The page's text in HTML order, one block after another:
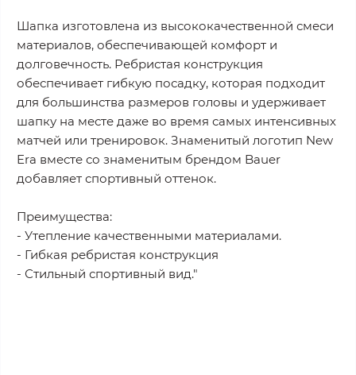
Шапка изготовлена из высококачественной смеси
материалов, обеспечивающей комфорт и
долговечность. Ребристая конструкция
обеспечивает гибкую посадку, которая подходит
для большинства размеров головы и удерживает
шапку на месте даже во время самых интенсивных
матчей или тренировок. Знаменитый логотип New
Era вместе со знаменитым брендом Bauer
добавляет спортивный оттенок.
Преимущества:
- Утепление качественными материалами.
- Гибкая ребристая конструкция
- Стильный спортивный вид."